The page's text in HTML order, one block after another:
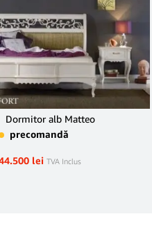
Dormitor alb Matteo
precomandă
lei TVA Inclus